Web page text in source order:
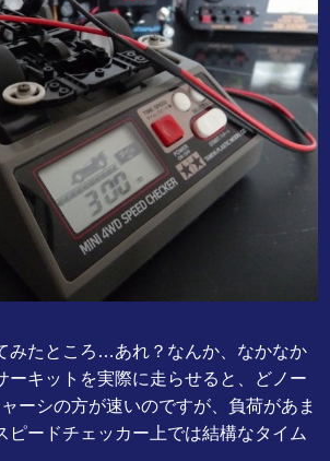
みたところ…あれ？なんか、なかなか
ーキットを実際に走らせると、どノー
ーシの方が速いのですが、負荷があま
ピードチェッカー上では結構なタイム